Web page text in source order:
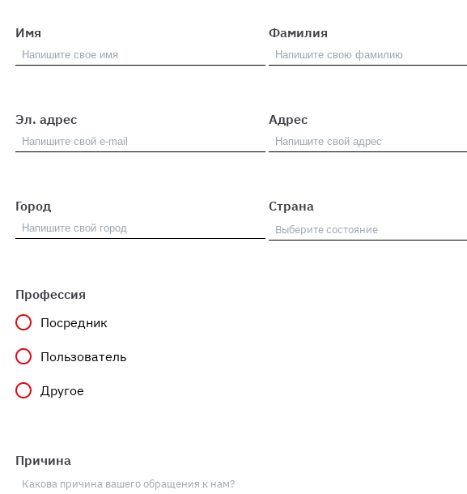
Имя Фамилия
Эл. адрес Адрес
Город Страна
Профессия
Посредник
Пользователь
Другое
Причина